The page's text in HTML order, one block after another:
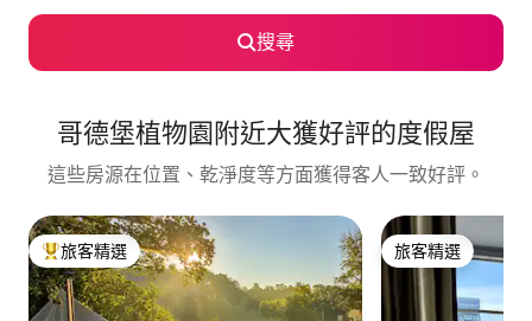
搜尋
哥德堡植物園附近大獲好評的度假屋
這些房源在位置、乾淨度等方面獲得客人一致好評。
旅客精選榜首
旅客精選 旅客精選
旅客精選